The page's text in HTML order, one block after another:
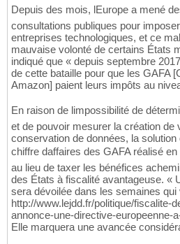
Depuis des mois, lEurope a mené
consultations publiques pour
entreprises technologiques, et ce
mauvaise volonté de certains États
indiqué que « depuis septembre
de cette bataille pour que les GAFA
Amazon] paient leurs impôts au
En raison de limpossibilité de
et de pouvoir mesurer la création de
conservation de données, la
chiffre daffaires des GAFA réalisé
au lieu de taxer les bénéfices
des États à fiscalité avantageuse. «
sera dévoilée dans les semaines qui
http://www.lejdd.fr/politique/fiscalite-
annonce-une-directive-europeenne-
Elle marquera une avancée